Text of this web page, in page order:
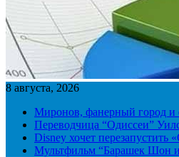
8 августа, 2026
Миронов, фанерный город и
Переводчица “Одиссеи”
Disney хочет
Мультфильм “Барашек Шон и